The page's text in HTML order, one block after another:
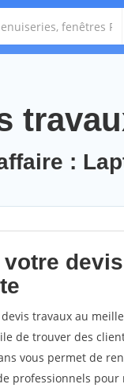
:
travaux au
de trouver des
vous permet de
professionnels